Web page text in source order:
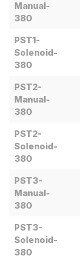
Manual-
380
PST1-
Solenoid-
380
PST2-
Manual-
380
PST2-
Solenoid-
380
PST3-
Manual-
380
PST3-
Solenoid-
380